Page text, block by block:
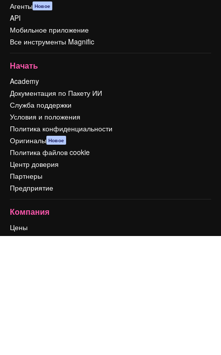
Агенты Новое
API
Мобильное приложение
Все инструменты Magnific
Начать
Academy
Документация по Пакету ИИ
Служба поддержки
Условия и положения
Политика конфиденциальности
Оригиналы Новое
Политика файлов cookie
Центр доверия
Партнеры
Предприятие
Компания
Цены
О нас